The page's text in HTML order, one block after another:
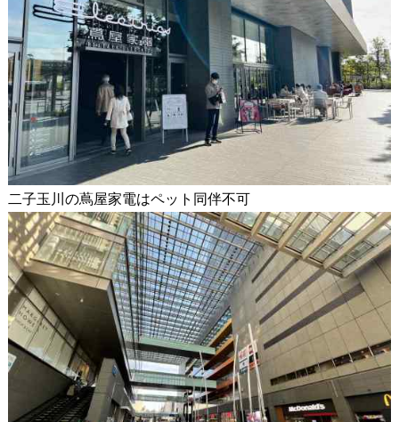
二子玉川の蔦屋家電はペット同伴不可